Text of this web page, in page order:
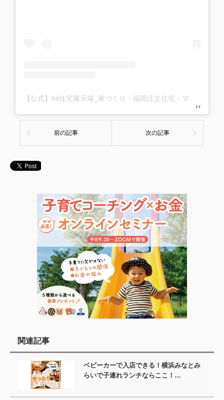
前の記事 次の記事
関連記事
ベビーカーで入店できる！横浜みなとみ
らいで子連れランチならここ！…